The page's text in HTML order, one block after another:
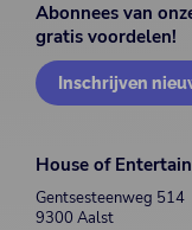
Abonnees van
gratis voordelen!
Inschrijven
House of
Gentsesteenweg 514
9300 Aalst